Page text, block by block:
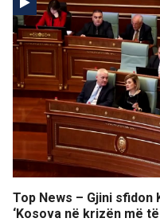
Top News – Gjini sfidon
‘Kosova në krizën më